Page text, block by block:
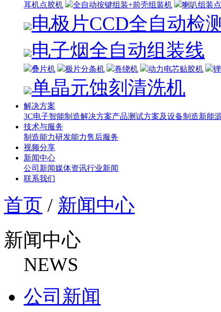
耳机点胶机
全自动按键组装+前壳组装机 喇叭组装
电极片CCD全自动检
电子烟全自动组装线
叠片机 极片分条机 卷绕机 动力电芯贴胶机
单晶元蚀刻清洗机
解决方案
3C电子智能制造解决方案产品测试方案及设备制造新能
技术与服务
制造能力研发能力售后服务
视频分享
新闻中心
公司新闻媒体资讯行业新闻
联系我们
首页 / 新闻中心
新闻中心
NEWS
公司新闻